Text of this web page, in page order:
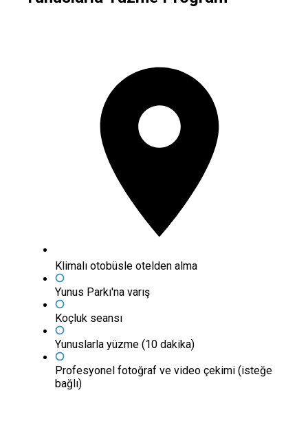
Klimalı otobüsle otelden alma
Yunus Parkı'na varış
Koçluk seansı
Yunuslarla yüzme (10 dakika)
Profesyonel fotoğraf ve video çekimi (isteğe
bağlı)